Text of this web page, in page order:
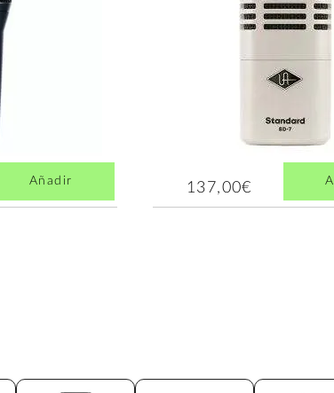
Añadir 137,00€